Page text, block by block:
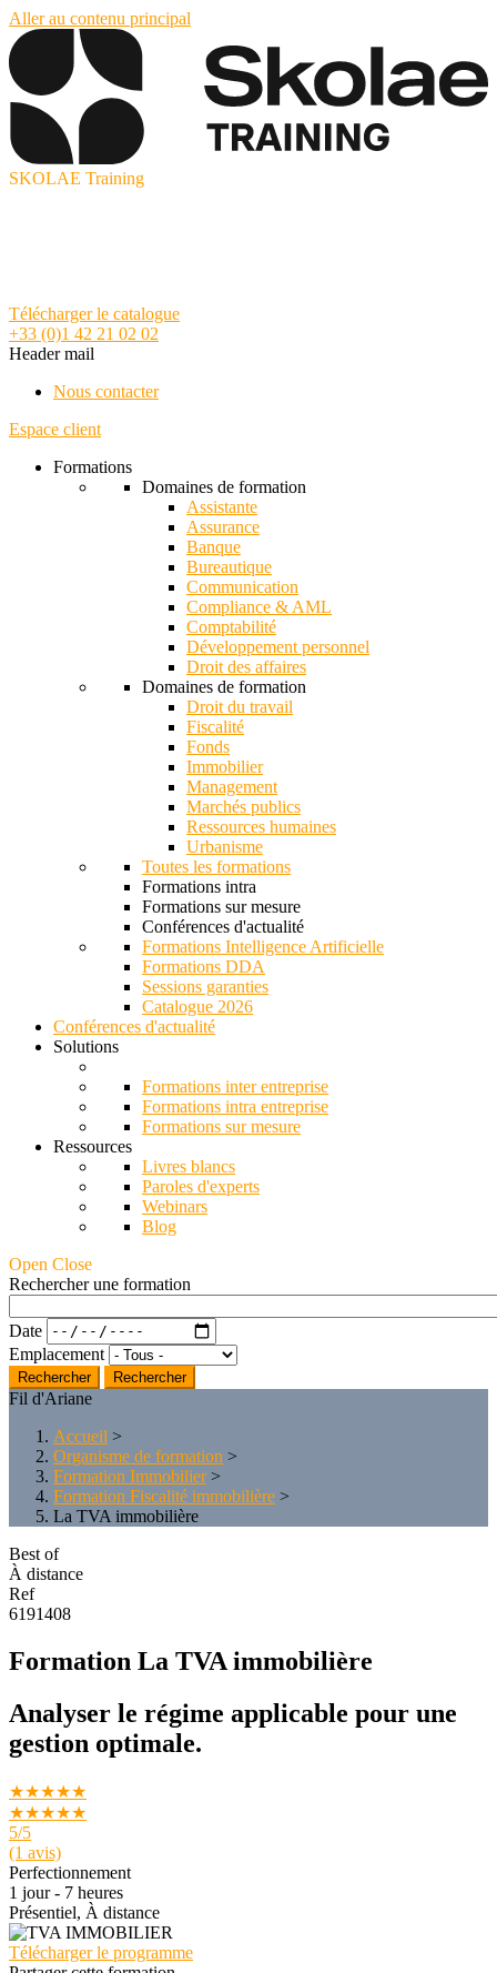
Aller au contenu principal
SKOLAE Training
Télécharger le catalogue
+33 (0)1 42 21 02 02
Header mail
Nous contacter
Espace client
Formations
Domaines de formation
Assistante
Assurance
Banque
Bureautique
Communication
Compliance & AML
Comptabilité
Développement personnel
Droit des affaires
Domaines de formation
Droit du travail
Fiscalité
Fonds
Immobilier
Management
Marchés publics
Ressources humaines
Urbanisme
Toutes les formations
Formations intra
Formations sur mesure
Conférences d'actualité
Formations Intelligence Artificielle
Formations DDA
Sessions garanties
Catalogue 2026
Conférences d'actualité
Solutions
Formations inter entreprise
Formations intra entreprise
Formations sur mesure
Ressources
Livres blancs
Paroles d'experts
Webinars
Blog
Open Close
Rechercher une formation
Date
Emplacement
Rechercher
Fil d'Ariane
Accueil >
Organisme de formation >
Formation Immobilier>
Formation Fiscalité immobilière >
La TVA immobilière
Best of
À distance
Ref
6191408
Formation La TVA immobilière
Analyser le régime applicable pour une
gestion optimale.
★★★★★
★★★★★
5/5
(1 avis)
Perfectionnement
1 jour - 7 heures
Présentiel, À distance
Télécharger le programme